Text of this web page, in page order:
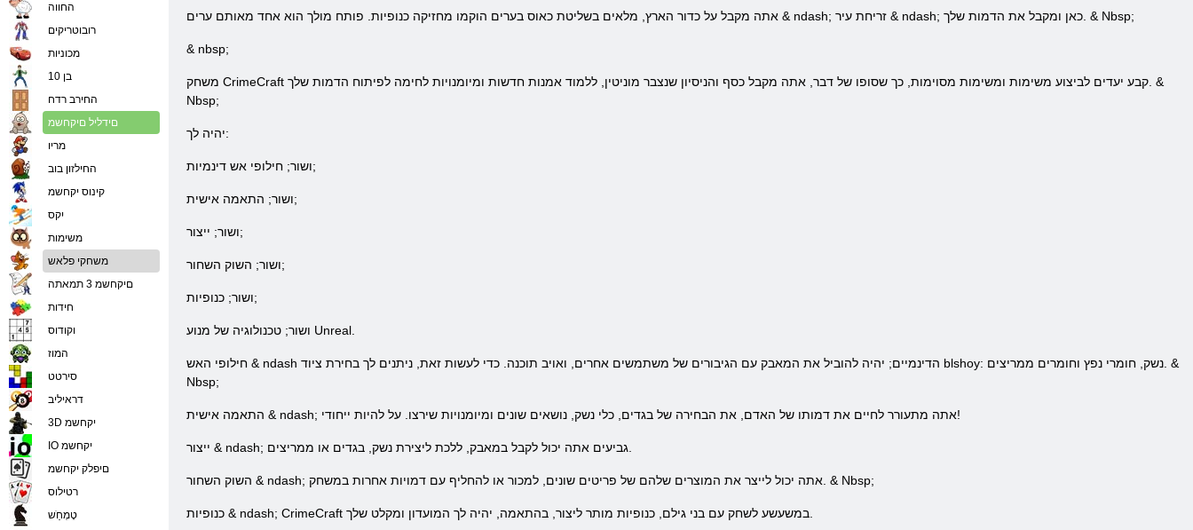
אתה מקבל על כדור הארץ, מלאים בשליטת כאוס בערים הוקמו מחזיקה כנופיות. פותח מולך הוא אחד מאותם ערים & ndash; זריחת עיר & ndash; כאן ומקבל את הדמות שלך. & Nbsp;
& nbsp;
משחק CrimeCraft קבע יעדים לביצוע משימות ומשימות מסוימות, כך שסופו של דבר, אתה מקבל כסף והניסיון שנצבר מוניטין, ללמוד אמנות חדשות ומיומנויות לחימה לפיתוח הדמות שלך. &
Nbsp;
יהיה לך:
ושור; חילופי אש דינמיות;
ושור; התאמה אישית;
ושור; ייצור;
ושור; השוק השחור;
ושור; כנופיות;
ושור; טכנולוגיה של מנוע Unreal.
חילופי האש & ndash הדינמיים; יהיה להוביל את המאבק עם הגיבורים של משתמשים אחרים, ואויב תוכנה. כדי לעשות זאת, ניתנים לך בחירת ציוד blshoy: נשק, חומרי נפץ וחומרים ממריצים. &
Nbsp;
התאמה אישית & ndash; אתה מתעורר לחיים את דמותו של האדם, את הבחירה של בגדים, כלי נשק, נושאים שונים ומיומנויות שירצו. על להיות ייחודי!
השוק השחור & ndash; אתה יכול לייצר את המוצרים שלהם של פריטים שונים, למכור או להחליף עם דמויות אחרות במשחק. & Nbsp;
החווה
רובוטריקים
מכוניות
בן 10
החירב רדח
םידליל םיקחשמ
מריו
החילזון בוב
קינוס יקחשמ
יִקס
משימות
משחקי פלאש
םיקחשמ 3 תמאתה
חידות
וקודוס
המוז
סירטט
דראיליב
3D יקחשמ
IO יקחשמ
םיפלק יקחשמ
רטילוס
טָמְחַׁש